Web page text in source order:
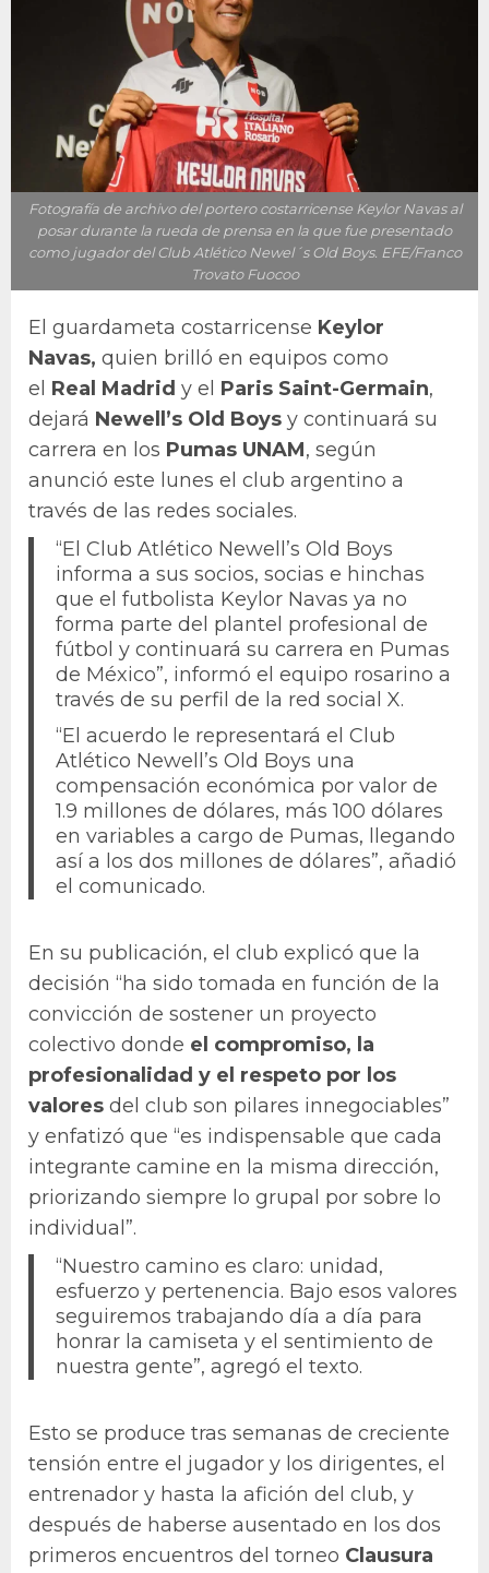
Fotografía de archivo del portero costarricense Keylor Navas al
posar durante la rueda de prensa en la que fue presentado
como jugador del Club Atlético Newel´s Old Boys. EFE/Franco
Trovato Fuocoo
El guardameta costarricense Keylor
Navas, quien brilló en equipos como
el Real Madrid y el Paris Saint-Germain,
dejará Newell’s Old Boys y continuará su
carrera en los Pumas UNAM, según
anunció este lunes el club argentino a
través de las redes sociales.
“El Club Atlético Newell’s Old Boys
informa a sus socios, socias e hinchas
que el futbolista Keylor Navas ya no
forma parte del plantel profesional de
fútbol y continuará su carrera en Pumas
de México”, informó el equipo rosarino a
través de su perfil de la red social X.
“El acuerdo le representará el Club
Atlético Newell’s Old Boys una
compensación económica por valor de
1.9 millones de dólares, más 100 dólares
en variables a cargo de Pumas, llegando
así a los dos millones de dólares”, añadió
el comunicado.
En su publicación, el club explicó que la
decisión “ha sido tomada en función de la
convicción de sostener un proyecto
colectivo donde el compromiso, la
profesionalidad y el respeto por los
valores del club son pilares innegociables”
y enfatizó que “es indispensable que cada
integrante camine en la misma dirección,
priorizando siempre lo grupal por sobre lo
individual”.
“Nuestro camino es claro: unidad,
esfuerzo y pertenencia. Bajo esos valores
seguiremos trabajando día a día para
honrar la camiseta y el sentimiento de
nuestra gente”, agregó el texto.
Esto se produce tras semanas de creciente
tensión entre el jugador y los dirigentes, el
entrenador y hasta la afición del club, y
después de haberse ausentado en los dos
primeros encuentros del torneo Clausura